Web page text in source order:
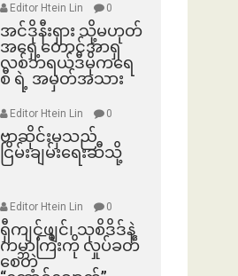
Editor Htein Lin 0
အင်ဒိုနီးရှား သို့မဟုတ်
အရှေ့တောင်အာရှ
လစ်ဘရယ်ဒီမိုကရေ
စီ ရဲ့ အမှတ်အသား
Editor Htein Lin 0
ဗာဆိုင်းမှသည်
ငြိမ်းချမ်းရေးဆီသို့
Editor Htein Lin 0
ရှီကျင့်ဖျင်၊ သုစိဒိဒ်နဲ့
ကမ္ဘာကြီးကို လှုပ်ခတ်
စေတဲ့